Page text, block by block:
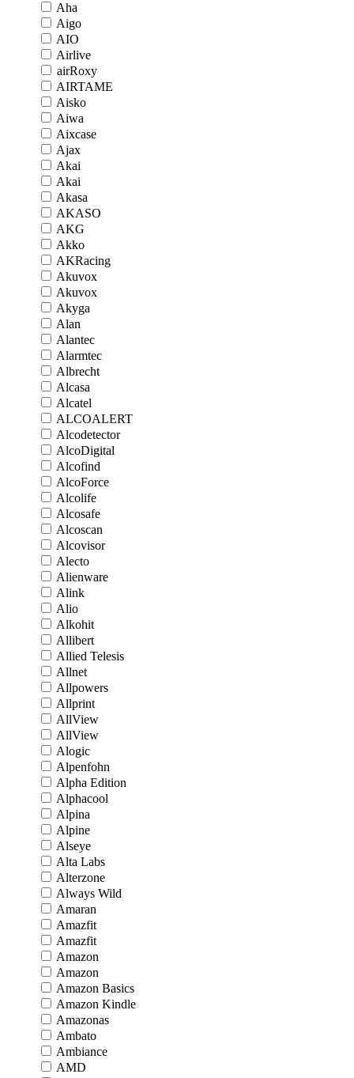
Aha
Aigo
AIO
Airlive
airRoxy
AIRTAME
Aisko
Aiwa
Aixcase
Ajax
Akai
Akai
Akasa
AKASO
AKG
Akko
AKRacing
Akuvox
Akuvox
Akyga
Alan
Alantec
Alarmtec
Albrecht
Alcasa
Alcatel
ALCOALERT
Alcodetector
AlcoDigital
Alcofind
AlcoForce
Alcolife
Alcosafe
Alcoscan
Alcovisor
Alecto
Alienware
Alink
Alio
Alkohit
Allibert
Allied Telesis
Allnet
Allpowers
Allprint
AllView
AllView
Alogic
Alpenfohn
Alpha Edition
Alphacool
Alpina
Alpine
Alseye
Alta Labs
Alterzone
Always Wild
Amaran
Amazfit
Amazfit
Amazon
Amazon
Amazon Basics
Amazon Kindle
Amazonas
Ambato
Ambiance
AMD